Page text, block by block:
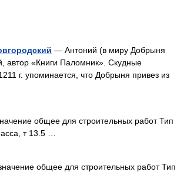
— Антоний (в миру Добрыня
автор «Книги Паломник». Скудные
г. упоминается, что Добрыня привез из
общее для строительных работ Тип
т 13.5 …
общее для строительных работ Тип